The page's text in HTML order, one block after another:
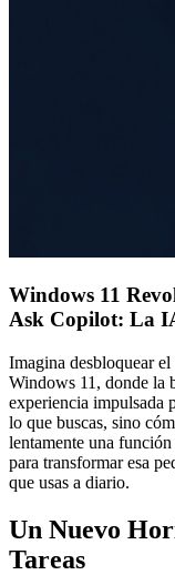
Windows 11
Ask Copilot: La
Imagina desbloquear
Windows 11, donde la
experiencia impulsada
lo que buscas, sino
lentamente una
para transformar esa
que usas a diario.
Un Nuevo
Tareas